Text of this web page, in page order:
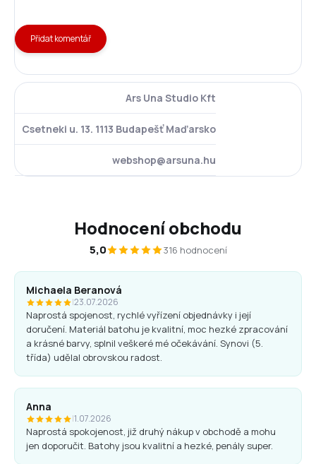
Přidat komentář
Ars Una Studio Kft
Csetneki u. 13. 1113 Budapešť Maďarsko
webshop@arsuna.hu
Hodnocení obchodu
5,0 316 hodnocení
Michaela Beranová
|23.07.2026
Naprostá spojenost, rychlé vyřízení objednávky i její
doručení. Materiál batohu je kvalitní, moc hezké zpracování
a krásné barvy, splnil veškeré mé očekávání. Synovi (5.
třída) udělal obrovskou radost.
Anna
|1.07.2026
Naprostá spokojenost, již druhý nákup v obchodě a mohu
jen doporučit. Batohy jsou kvalitní a hezké, penály super.